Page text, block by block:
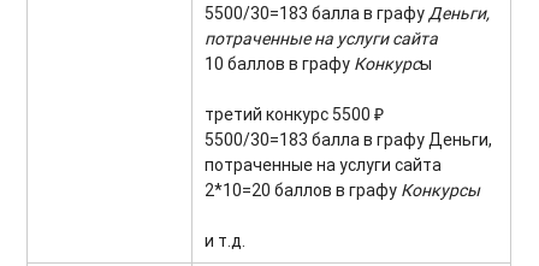
5500/30=183 балла в графуДеньги,
потраченные на услуги сайта
10 баллов в графу Конкурсы
третий конкурс 5500 ₽
5500/30=183 балла в графу Деньги,
потраченные на услуги сайта
2*10=20 баллов в графу Конкурсы
и т.д.